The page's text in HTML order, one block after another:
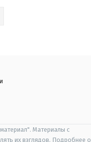
Материалы с
их взглядов. Подробнее о